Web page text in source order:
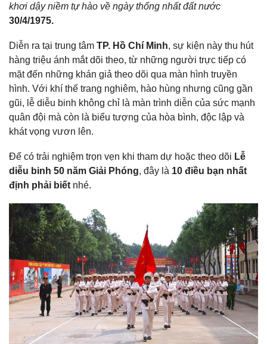
khơi dậy niềm tự hào về ngày thống nhất đất nước
30/4/1975.
Diễn ra tại trung tâm TP. Hồ Chí Minh, sự kiện này thu hút
hàng triệu ánh mắt dõi theo, từ những người trực tiếp có
mặt đến những khán giả theo dõi qua màn hình truyền
hình. Với khí thế trang nghiêm, hào hùng nhưng cũng gần
gũi, lễ diễu binh không chỉ là màn trình diễn của sức mạnh
quân đội mà còn là biểu tượng của hòa bình, độc lập và
khát vọng vươn lên.
Để có trải nghiệm trọn vẹn khi tham dự hoặc theo dõi Lễ
diễu binh 50 năm Giải Phóng, đây là 10 điều bạn nhất
định phải biết nhé.